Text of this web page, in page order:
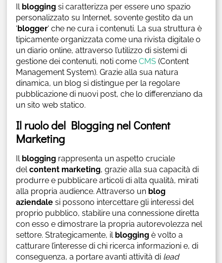
Il bloggingsi caratterizza per essere uno spazio
personalizzato su Internet, sovente gestito da un
‘blogger‘ che ne cura i contenuti. La sua struttura è
tipicamente organizzata come una rivista digitale o
un diario online, attraverso l’utilizzo di sistemi di
gestione dei contenuti, noti come CMS(Content
Management System). Grazie alla sua natura
dinamica, un blog si distingue per la regolare
pubblicazione di nuovi post, che lo differenziano da
un sito web statico.
Il ruolo del Blogging nel Content
Marketing
Il bloggingrappresenta un aspetto cruciale
delcontent marketing, grazie alla sua capacità di
produrre e pubblicare articoli di alta qualità, mirati
alla propria audience. Attraverso un blog
aziendalesi possono intercettare gli interessi del
proprio pubblico, stabilire una connessione diretta
con esso e dimostrare la propria autorevolezza nel
settore. Strategicamente, il bloggingè volto a
catturare l’interesse di chi ricerca informazioni e, di
conseguenza, a portare avanti attività di lead